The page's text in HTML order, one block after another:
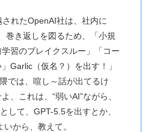
れたOpenAI社は、社内に
巻き返しを図るため、「小規
習のブレイクスルー」「コー
Garlic（仮名？）を出す！」
では、喧し～話が出てるけ
、これは、“弱いAI”ながら、
して、GPT-5.5を出すとか、
から、教えて。